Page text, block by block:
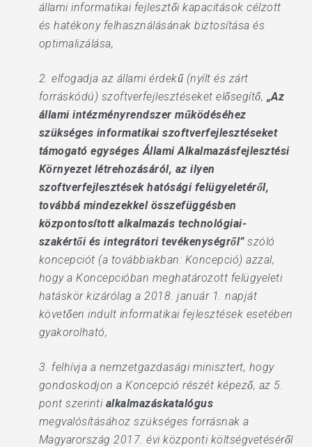
állami informatikai fejlesztői kapacitások célzott
és hatékony felhasználásának biztosítása és
optimalizálása,
2. elfogadja az állami érdekű (nyílt és zárt
forráskódú) szoftverfejlesztéseket elősegítő, „Az
állami intézményrendszer működéséhez
szükséges informatikai szoftverfejlesztéseket
támogató egységes Állami Alkalmazásfejlesztési
Környezet létrehozásáról, az ilyen
szoftverfejlesztések hatósági felügyeletéről,
továbbá mindezekkel összefüggésben
központosított alkalmazás technológiai-
szakértői és integrátori tevékenységről”szóló
koncepciót (a továbbiakban: Koncepció) azzal,
hogy a Koncepcióban meghatározott felügyeleti
hatáskör kizárólag a 2018. január 1. napját
követően indult informatikai fejlesztések esetében
gyakorolható,
3. felhívja a nemzetgazdasági minisztert, hogy
gondoskodjon a Koncepció részét képező, az 5.
pont szerinti alkalmazáskatalógus
megvalósításához szükséges forrásnak a
Magyarország 2017. évi központi költségvetéséről